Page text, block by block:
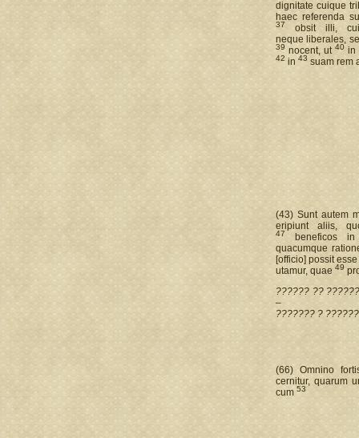
dignitate cuique
haec referenda
37 obsit illi,
neque liberales,
39 nocent, ut 40in
42 in 43 suam rem
(43) Sunt autem
eripiunt aliis,
47beneficos
quacumque
[officio] possit
utamur, quae 49
?????? ??
–
??????? ?
(66) Omnino
cernitur, quarum
cum 53